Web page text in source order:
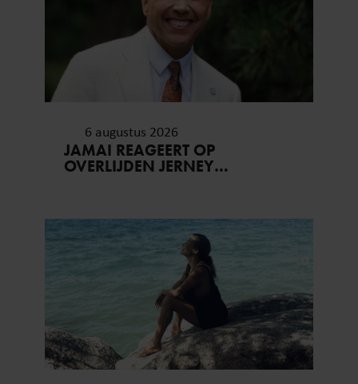
6 augustus 2026
JAMAI REAGEERT OP
OVERLIJDEN JERNEY
VERGETEN’